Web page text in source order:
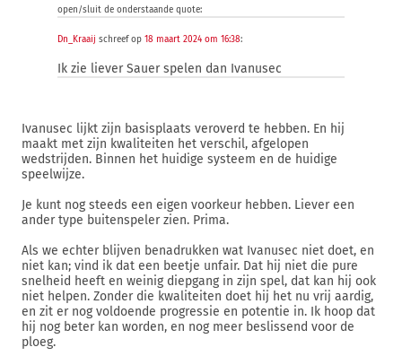
open/sluit de onderstaande quote:
Dn_Kraaij schreef op 18 maart 2024 om 16:38:
Ik zie liever Sauer spelen dan Ivanusec
Ivanusec lijkt zijn basisplaats veroverd te hebben. En hij
maakt met zijn kwaliteiten het verschil, afgelopen
wedstrijden. Binnen het huidige systeem en de huidige
speelwijze.
Je kunt nog steeds een eigen voorkeur hebben. Liever een
ander type buitenspeler zien. Prima.
Als we echter blijven benadrukken wat Ivanusec niet doet, en
niet kan; vind ik dat een beetje unfair. Dat hij niet die pure
snelheid heeft en weinig diepgang in zijn spel, dat kan hij ook
niet helpen. Zonder die kwaliteiten doet hij het nu vrij aardig,
en zit er nog voldoende progressie en potentie in. Ik hoop dat
hij nog beter kan worden, en nog meer beslissend voor de
ploeg.